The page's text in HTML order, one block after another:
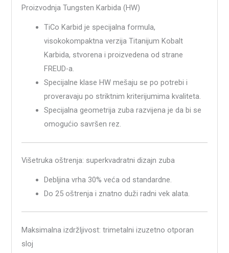
Proizvodnja Tungsten Karbida (HW)
TiCo Karbid je specijalna formula,
visokokompaktna verzija Titanijum Kobalt
Karbida, stvorena i proizvedena od strane
FREUD-a.
Specijalne klase HW mešaju se po potrebi i
proveravaju po striktnim kriterijumima kvaliteta.
Specijalna geometrija zuba razvijena je da bi se
omogućio savršen rez.
Višetruka oštrenja: superkvadratni dizajn zuba
Debljina vrha 30% veća od standardne.
Do 25 oštrenja i znatno duži radni vek alata.
Maksimalna izdržljivost: trimetalni izuzetno otporan
sloj